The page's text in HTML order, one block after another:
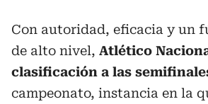
Con autoridad, eficacia y un
de alto nivel, Atlético
clasificación a las
campeonato, instancia en la